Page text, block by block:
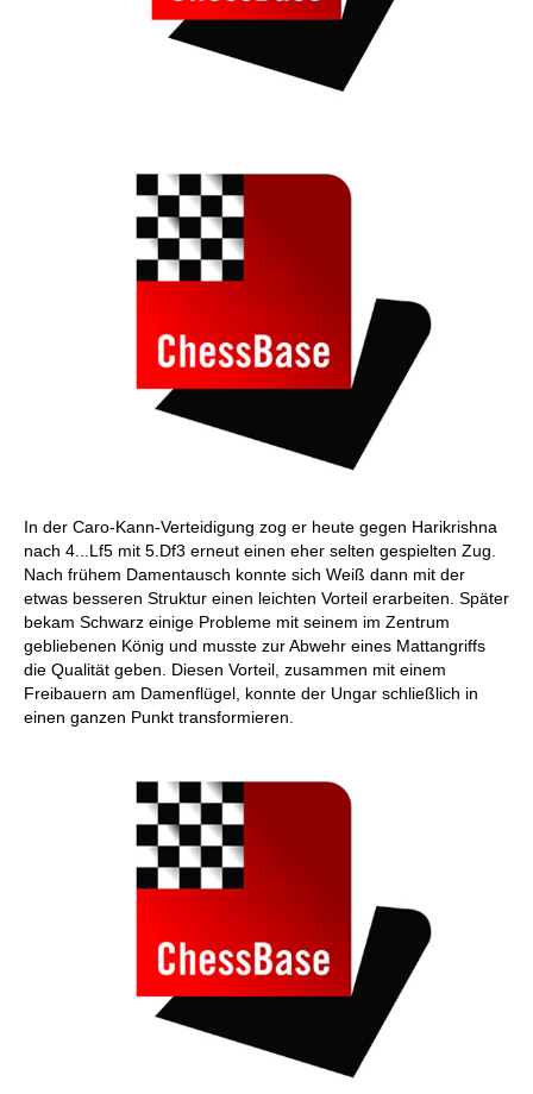
In der Caro-Kann-Verteidigung zog er heute gegen Harikrishna
nach 4...Lf5 mit 5.Df3 erneut einen eher selten gespielten Zug.
Nach frühem Damentausch konnte sich Weiß dann mit der
etwas besseren Struktur einen leichten Vorteil erarbeiten. Später
bekam Schwarz einige Probleme mit seinem im Zentrum
gebliebenen König und musste zur Abwehr eines Mattangriffs
die Qualität geben. Diesen Vorteil, zusammen mit einem
Freibauern am Damenflügel, konnte der Ungar schließlich in
einen ganzen Punkt transformieren.